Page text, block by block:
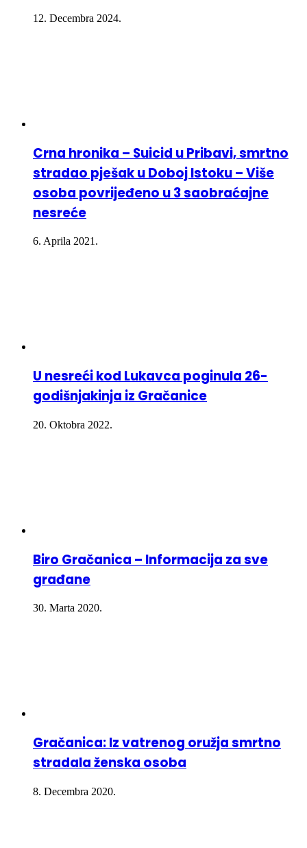
12. Decembra 2024.
Crna hronika – Suicid u Pribavi, smrtno
stradao pješak u Doboj Istoku – Više
osoba povrijeđeno u 3 saobraćajne
nesreće
6. Aprila 2021.
U nesreći kod Lukavca poginula 26-
godišnjakinja iz Gračanice
20. Oktobra 2022.
Biro Gračanica – Informacija za sve
građane
30. Marta 2020.
Gračanica: Iz vatrenog oružja smrtno
stradala ženska osoba
8. Decembra 2020.